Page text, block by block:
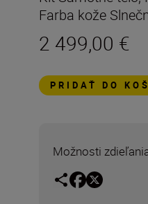
Farba kože
2 499,00 €
PRIDAŤ DO
Možnosti